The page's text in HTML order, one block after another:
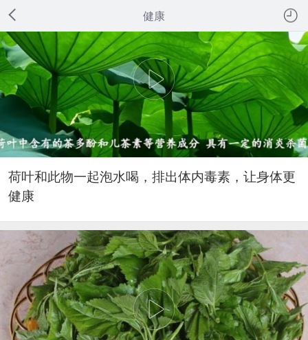
健康
荷叶和此物一起泡水喝，排出体内毒素，让身体更
健康